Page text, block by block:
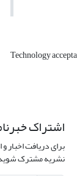
Technology
اشتراک
برای دریافت اخبار
نشریه مشترک